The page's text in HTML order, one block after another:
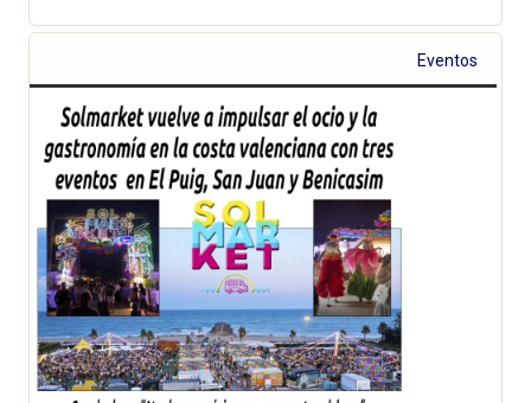
Eventos